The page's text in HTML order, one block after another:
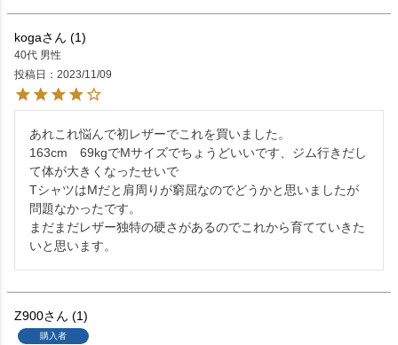
koga 1
40代 男性
投稿日
2023/11/09
あれこれ悩んで初レザーでこれを買いました。
163cm　69kgでMサイズでちょうどいいです、ジム行きだし
て体が大きくなったせいで
TシャツはMだと肩周りが窮屈なのでどうかと思いましたが
問題なかったです。
まだまだレザー独特の硬さがあるのでこれから育てていきた
Z900 1
購入者